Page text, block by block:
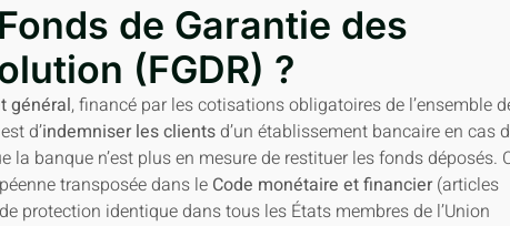
de Garantie des
(FGDR) ?
général, financé par les cotisations obligatoires de l’ensemble
d’indemniser les clientsd’un établissement bancaire en cas
la banque n’est plus en mesure de restituer les fonds déposés.
transposée dans le Code monétaire et financier(articles
protection identique dans tous les États membres de l’Union